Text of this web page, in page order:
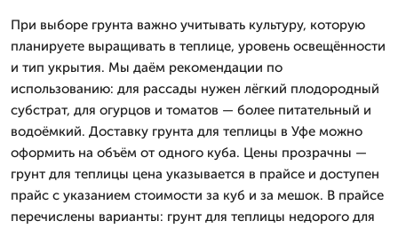
При выборе грунта важно учитывать культуру, которую
планируете выращивать в теплице, уровень освещённости
и тип укрытия. Мы даём рекомендации по
использованию: для рассады нужен лёгкий плодородный
субстрат, для огурцов и томатов — более питательный и
водоёмкий. Доставку грунта для теплицы в Уфе можно
оформить на объём от одного куба. Цены прозрачны —
грунт для теплицы цена указывается в прайсе и доступен
прайс с указанием стоимости за куб и за мешок. В прайсе
перечислены варианты: грунт для теплицы недорого для